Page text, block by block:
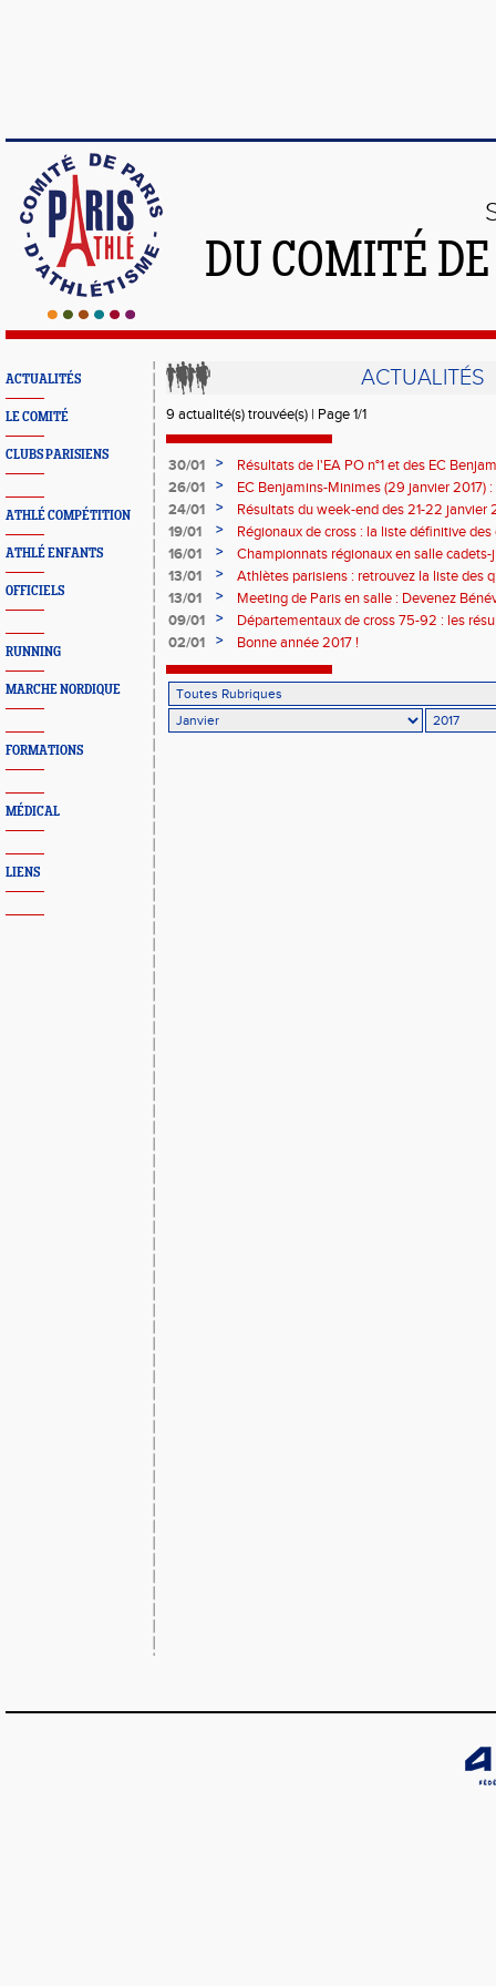
DU COMITÉ
ACTUALITÉS
LE COMITÉ
CLUBS PARISIENS
ATHLÉ COMPÉTITION
ATHLÉ ENFANTS
OFFICIELS
RUNNING
MARCHE NORDIQUE
FORMATIONS
MÉDICAL
LIENS
ACTUALITÉS
9 actualité(s) trouvée(s) | Page 1/1
30/01 >
Résultats de l'EA PO n°1 et des EC
26/01
>
EC Benjamins-Minimes (29 janvier 2017)
groupes
24/01 >
Résultats du week-end des 21-22 janvier
19/01
>
Régionaux de cross : la liste définitive
16/01
>
Championnats régionaux en salle cadets-
13/01
>
Athlètes parisiens : retrouvez la liste des
cross-country !
13/01 >
Meeting de Paris en salle : Devenez
09/01
>
Départementaux de cross 75-92 : les
02/01
> Bonne année 2017 !